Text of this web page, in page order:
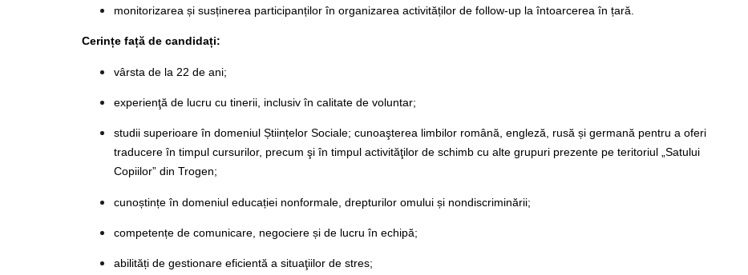
monitorizarea și susținerea participanților în organizarea activităților de follow-up la întoarcerea în țară.
Cerințe față de candidați:
vârsta de la 22 de ani;
experienţă de lucru cu tinerii, inclusiv în calitate de voluntar;
studii superioare în domeniul Științelor Sociale; cunoaşterea limbilor română, engleză, rusă și germană pentru a oferi
traducere în timpul cursurilor, precum şi în timpul activităţilor de schimb cu alte grupuri prezente pe teritoriul „Satului
Copiilor” din Trogen;
cunoștințe în domeniul educației nonformale, drepturilor omului și nondiscriminării;
competențe de comunicare, negociere și de lucru în echipă;
abilități de gestionare eficientă a situaţiilor de stres;